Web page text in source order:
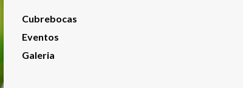
Cubrebocas
Eventos
Galeria